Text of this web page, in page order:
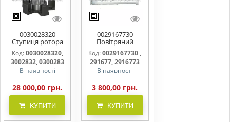
0030028320
Ступиця ротора
CLAAS
Код:0030028320,
3002832, 0300283
В наявності
28 000,00 грн.
КУПИТИ
0029167730
Повітряний
фільтр бака
(фільтр AdBlue)
Код: 0029167730 ,
291677, 2916773
В наявності
3 800,00 грн.
КУПИТИ